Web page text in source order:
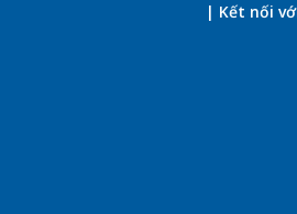
| Kết nối với